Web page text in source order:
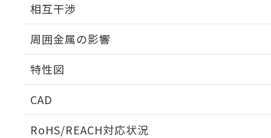
相互干渉
周囲金属の影響
特性図
CAD
RoHS/REACH対応状況